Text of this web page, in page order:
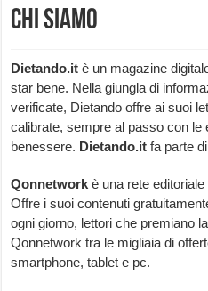
Chi siamo
Dietando.it è un magazine
star bene. Nella giungla di
verificate, Dietando offre ai suoi
calibrate, sempre al passo con le
benessere. Dietando.it fa parte
Qonnetwork è una rete
Offre i suoi contenuti
ogni giorno, lettori che premiano
Qonnetwork tra le migliaia di
smartphone, tablet e pc.